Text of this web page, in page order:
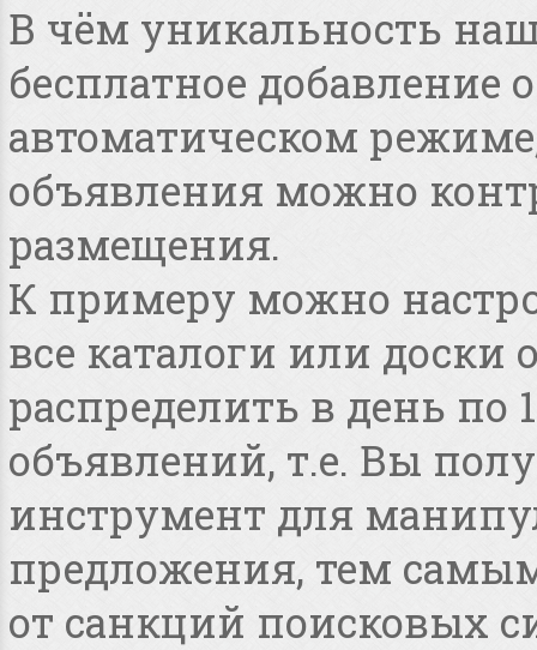
В чём уникальность
бесплатное добавление
автоматическом
объявления можно
размещения.
К примеру можно
все каталоги или
распределить в день по
объявлений, т.е. Вы
инструмент для
предложения, тем
от санкций поисковых